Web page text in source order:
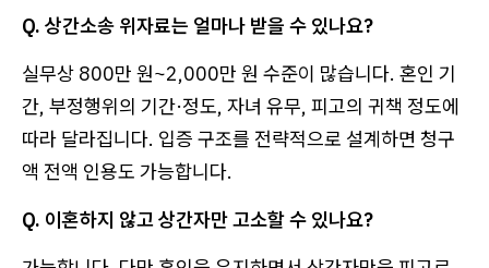
Q. 상간소송 위자료는 얼마나 받을 수 있나요?
실무상 800만 원~2,000만 원 수준이 많습니다. 혼인 기
간, 부정행위의 기간·정도, 자녀 유무, 피고의 귀책 정도에
따라 달라집니다. 입증 구조를 전략적으로 설계하면 청구
액 전액 인용도 가능합니다.
Q. 이혼하지 않고 상간자만 고소할 수 있나요?